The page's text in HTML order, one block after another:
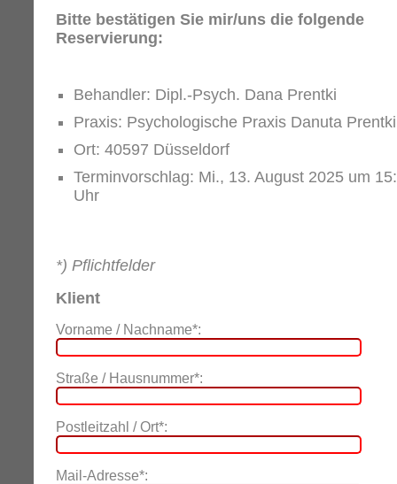
Bitte bestätigen Sie mir/uns die folgende
Reservierung:
Behandler: Dipl.-Psych. Dana Prentki
Praxis: Psychologische Praxis Danuta Prentki
Ort: 40597 Düsseldorf
Terminvorschlag: Mi., 13. August 2025 um
Uhr
*) Pflichtfelder
Klient
Vorname / Nachname*:
Straße / Hausnummer*:
Postleitzahl / Ort*:
Mail-Adresse*: